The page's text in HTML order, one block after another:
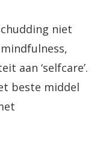
niet
aan ‘selfcare’.
beste middel